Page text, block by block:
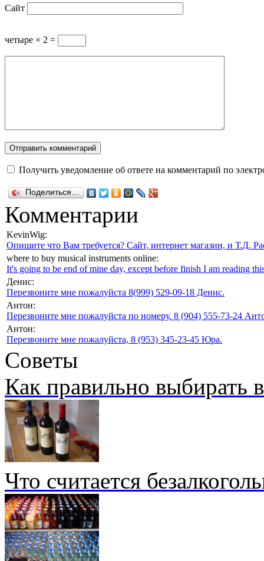
Сайт
четыре × 2 =
Получить уведомление об ответе на комментарий по
Поделиться…
Комментарии
KevinWig:
Опишите что Вам требуется? Сайт, интернет магазин, и Т.Д.
where to buy musical instruments online:
It's going to be end of mine day, except before finish I am reading
Денис:
Перезвоните мне пожалуйста 8(999) 529-09-18 Денис.
Антон:
Перезвоните мне пожалуйста по номеру. 8 (904) 555-73-24
Антон:
Перезвоните мне пожалуйста, 8 (953) 345-23-45 Юра.
Советы
Как правильно выбирать
Что считается